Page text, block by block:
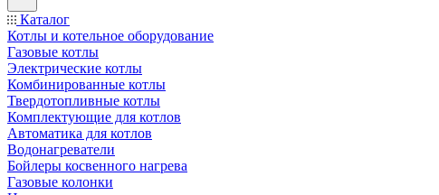
Каталог
Котлы и котельное оборудование
Газовые котлы
Электрические котлы
Комбинированные котлы
Твердотопливные котлы
Комплектующие для котлов
Автоматика для котлов
Водонагреватели
Бойлеры косвенного нагрева
Газовые колонки